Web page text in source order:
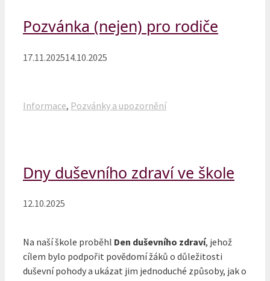
Pozvánka (nejen) pro rodiče
17.11.202514.10.2025
Rubriky
Informace, Pozvánky a upozornění
Dny duševního zdraví ve škole
12.10.2025
Na naší škole proběhl Den duševního zdraví, jehož
cílem bylo podpořit povědomí žáků o důležitosti
duševní pohody a ukázat jim jednoduché způsoby, jak o